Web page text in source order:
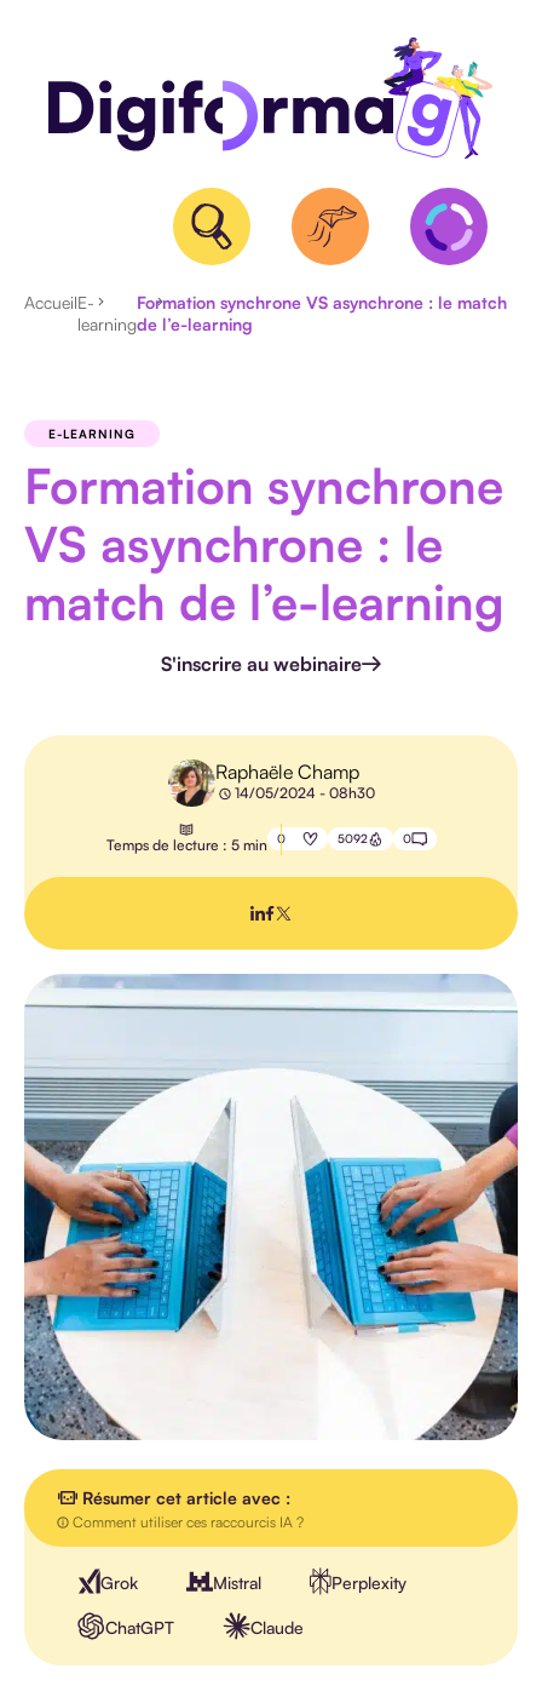
ET
NDA
CERTIFICATION
HANDICAP
E-
PÉDAGOGIE
IA
TOUS LES
TOUS LES
ARTICLES
VIDEO
AccueilE-
learning
Formation synchrone VS asynchrone : le match
de l’e-learning
E-LEARNING
Formation synchrone
VS asynchrone : le
match de l’e-learning
S'inscrire au webinaire
Raphaële Champ
14/05/2024 - 08h30
Temps de lecture : 5 min 0 5092 0
Résumer cet article avec :
Comment utiliser ces raccourcis IA ?
Grok Mistral Perplexity
ChatGPT Claude